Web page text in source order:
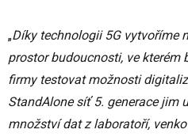
„Díky technologii 5G vytvoříme
prostor budoucnosti, ve kterém
firmy testovat možnosti
StandAlone síť 5. generace jim
množství dat z laboratoří,